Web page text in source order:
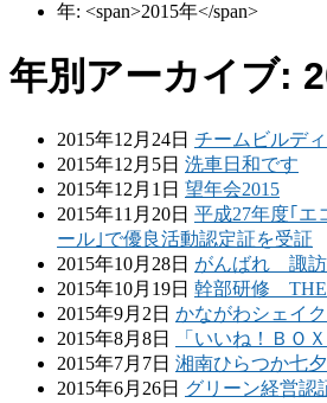
年: <span>2015年</span>
年別アーカイブ:
2015年12月24日 チームビルデ
2015年12月5日 洗車日和です
2015年12月1日 望年会2015
2015年11月20日 平成27年度｢エ
ール｣で優良活動認定証を受証
2015年10月28日 がんばれ 諏訪
2015年10月19日 幹部研修 THE
2015年9月2日 かながわシェイ
2015年8月8日
「いいね！ＢＯ
2015年7月7日 湘南ひらつか七
2015年6月26日 グリーン経営認